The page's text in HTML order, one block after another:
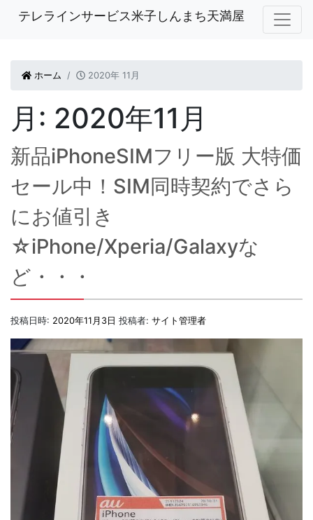
テレラインサービス米子しんまち天満屋
ホーム 2020年 11月
月: 2020年11月
新品iPhoneSIMフリー版 大特価
セール中！SIM同時契約でさら
にお値引き
☆iPhone/Xperia/Galaxyな
ど・・・
投稿日時: 2020年11月3日 投稿者: サイト管理者